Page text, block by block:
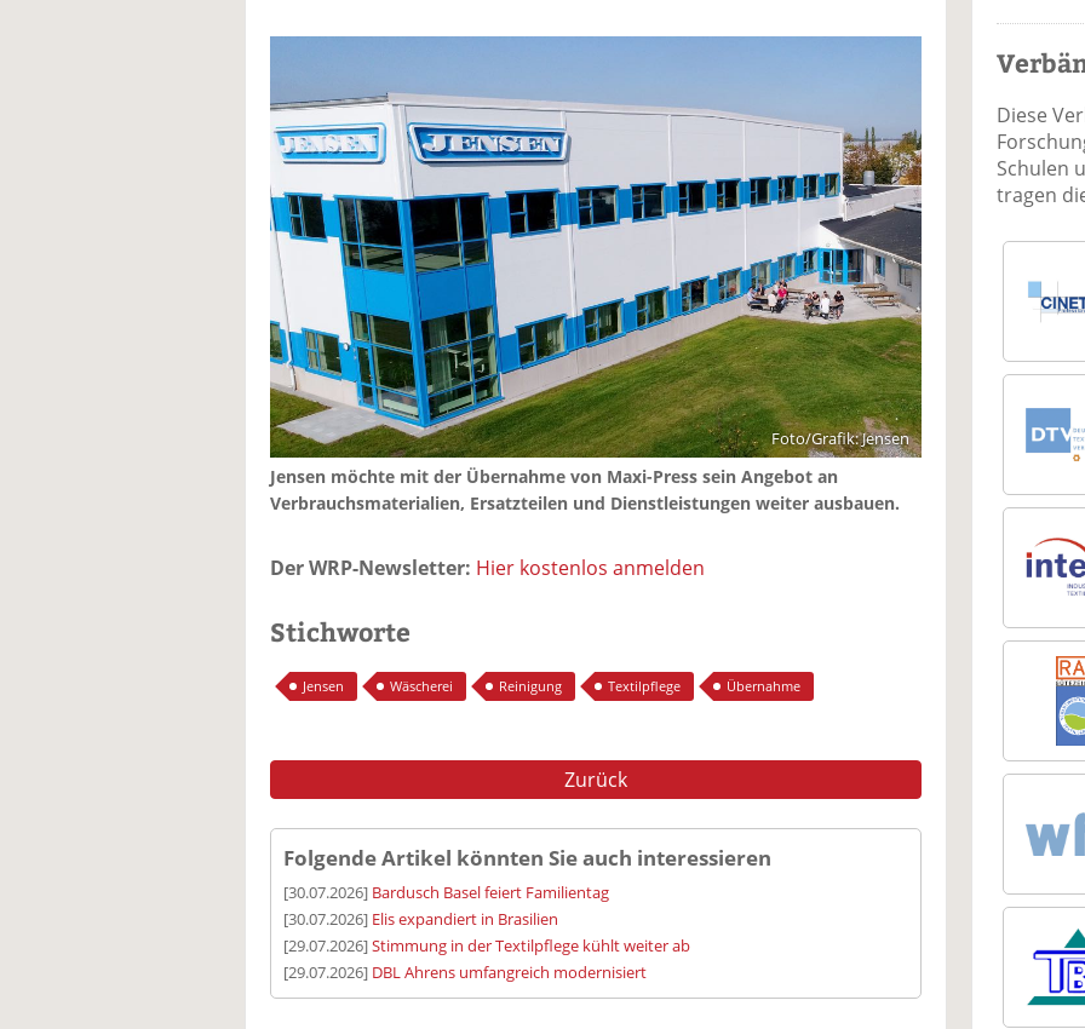
Foto/Grafik: Jensen
Jensen möchte mit der Übernahme von Maxi-Press sein Angebot an
Verbrauchsmaterialien, Ersatzteilen und Dienstleistungen weiter ausbauen.
Der WRP-Newsletter: Hier kostenlos anmelden
Stichworte
Jensen Wäscherei Reinigung Textilpflege Übernahme
Zurück
Folgende Artikel könnten Sie auch interessieren
[30.07.2026] Bardusch Basel feiert Familientag
[30.07.2026] Elis expandiert in Brasilien
[29.07.2026]Stimmung in der Textilpflege kühlt weiter ab
[29.07.2026] DBL Ahrens umfangreich modernisiert
Diese
Schulen
tragen